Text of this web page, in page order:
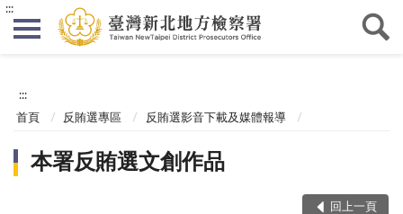
:::
:::
首頁 反賄選專區 反賄選影音下載及媒體報導
本署反賄選文創作品
回上一頁